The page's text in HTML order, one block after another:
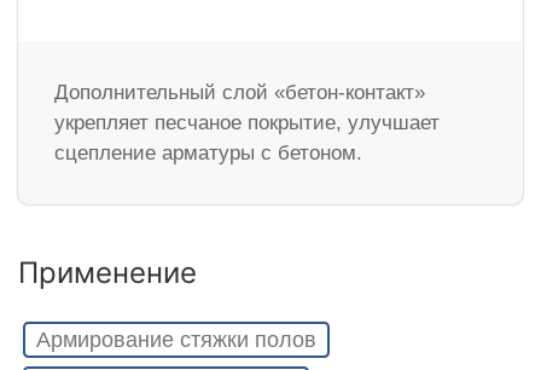
Дополнительный слой «бетон-контакт»
укрепляет песчаное покрытие, улучшает
сцепление арматуры с бетоном.
Применение
Армирование стяжки полов